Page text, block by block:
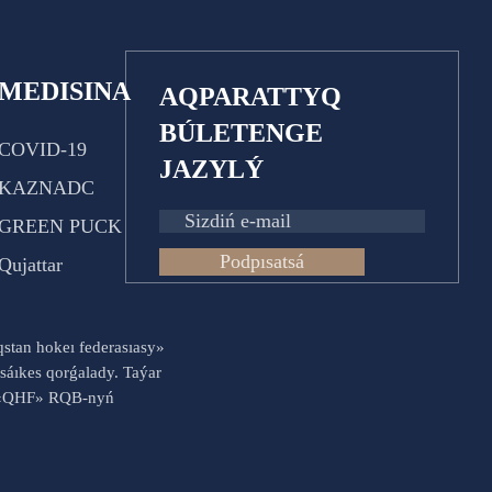
19
PUCK
AQPARATTYQ
BÚLETENGE
JAZYLÝ
Podpısatsá
hokeı federasıasy»
qorǵalady. Taýar
RQB-nyń